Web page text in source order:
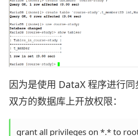
因为是使用 DataX 程序进行
双方的数据库上开放权限：
grant all privileges on *.* to